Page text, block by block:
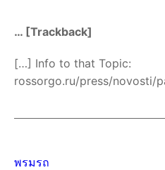
… [Trackback]
[…] Info to that Topic:
rossorgo.ru/press/novosti/
พรมรถ